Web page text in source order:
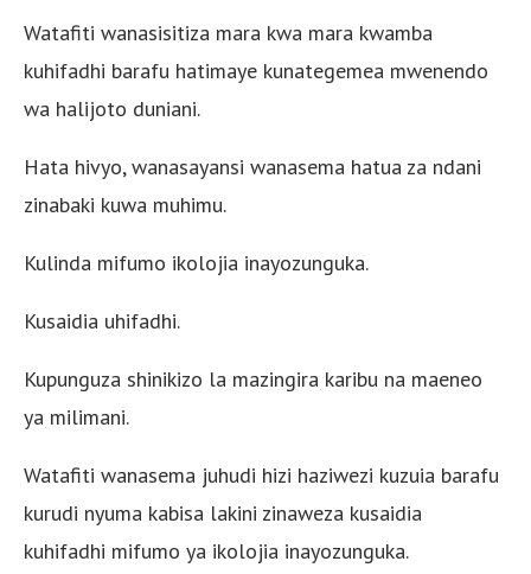
Watafiti wanasisitiza mara kwa mara kwamba
kuhifadhi barafu hatimaye kunategemea mwenendo
wa halijoto duniani.
Hata hivyo, wanasayansi wanasema hatua za ndani
zinabaki kuwa muhimu.
Kulinda mifumo ikolojia inayozunguka.
Kusaidia uhifadhi.
Kupunguza shinikizo la mazingira karibu na maeneo
ya milimani.
Watafiti wanasema juhudi hizi haziwezi kuzuia barafu
kurudi nyuma kabisa lakini zinaweza kusaidia
kuhifadhi mifumo ya ikolojia inayozunguka.